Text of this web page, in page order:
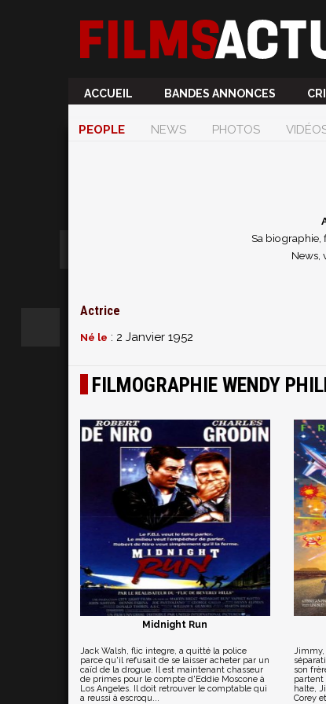
ACCUEIL BANDES ANNONCES
PEOPLE NEWS PHOTOS
Sa biographie,
News,
Actrice
Né le : 2 Janvier 1952
FILMOGRAPHIE WENDY
Midnight Run
Jack Walsh, flic integre, a quitté la police
parce qu'il refusait de se laisser acheter par un
caïd de la drogue. Il est maintenant chasseur
de primes pour le compte d'Eddie Moscone à
Los Angeles. Il doit retrouver le comptable qui
a reussi à escroqu...
Jimmy,
son
partent
halte,
Corey